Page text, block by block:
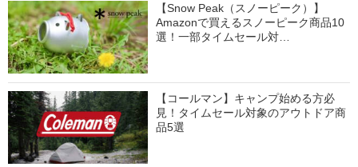
【Snow Peak（スノーピーク）】
Amazonで買えるスノーピーク商品10
選！一部タイムセール対…
【コールマン】キャンプ始める方必
見！タイムセール対象のアウトドア商
品5選